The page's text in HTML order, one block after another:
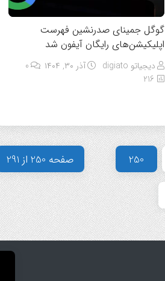
گوگل جمینای صدرنشین فهرست
اپلیکیشن‌های رایگان آیفون شد
دیجیاتو digiato آذر ۳۰, ۱۴۰۴
0
216
صفحه 250 از 291 250